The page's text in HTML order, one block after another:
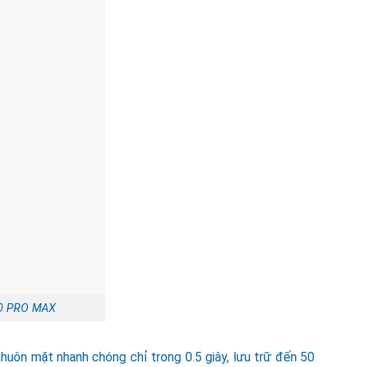
PRO MAX
mặt nhanh chóng chỉ trong 0.5 giây, lưu trữ đến 50